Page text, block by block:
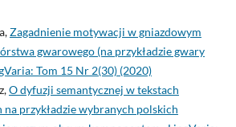
Zagadnienie motywacji w gniazdowym
gwarowego (na przykładzie gwary
Tom 15 Nr 2(30) (2020)
O dyfuzji semantycznej w tekstach
przykładzie wybranych polskich